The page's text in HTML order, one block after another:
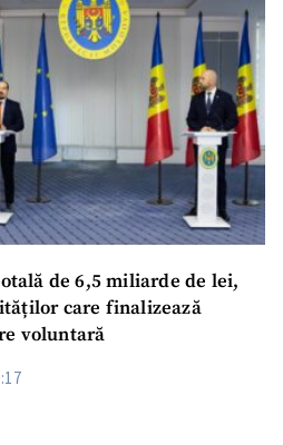
de 6,5 miliarde de lei,
care finalizează
voluntară